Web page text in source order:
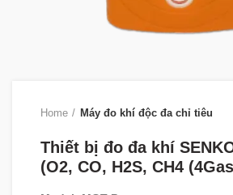
Home Máy đo khí độc đa chỉ tiêu
Thiết bị đo đa khí
(O2, CO, H2S, CH4